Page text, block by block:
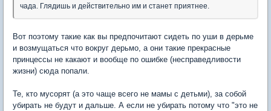
чада. Глядишь и действительно им и станет приятнее.
Вот поэтому такие как вы предпочитают сидеть по уши в дерьме
и возмущаться что вокруг дерьмо, а они такие прекрасные
принцессы не какают и вообще по ошибке (несправедливости
жизни) сюда попали.
Те, кто мусорят (а это чаще всего не мамы с детьми), за собой
убирать не будут и дальше. А если не убирать потому что "это не